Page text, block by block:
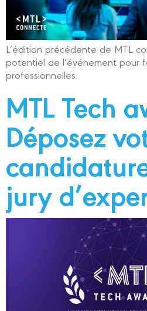
L’édition précédente de MTL
potentiel de l’événement pour
professionnelles.
MTL Tech
Déposez
jury